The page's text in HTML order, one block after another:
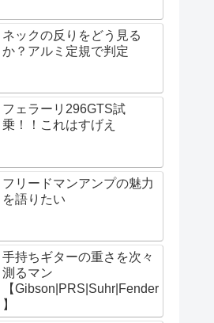
ネックの反りをどう見る
か？アルミ定規で判定
フェラーリ296GTS試
乗！！これはすげえ
フリードマンアンプの魅力
を語りたい
手持ちギターの重さを次々
測るマン
【Gibson|PRS|Suhr|Fender
】